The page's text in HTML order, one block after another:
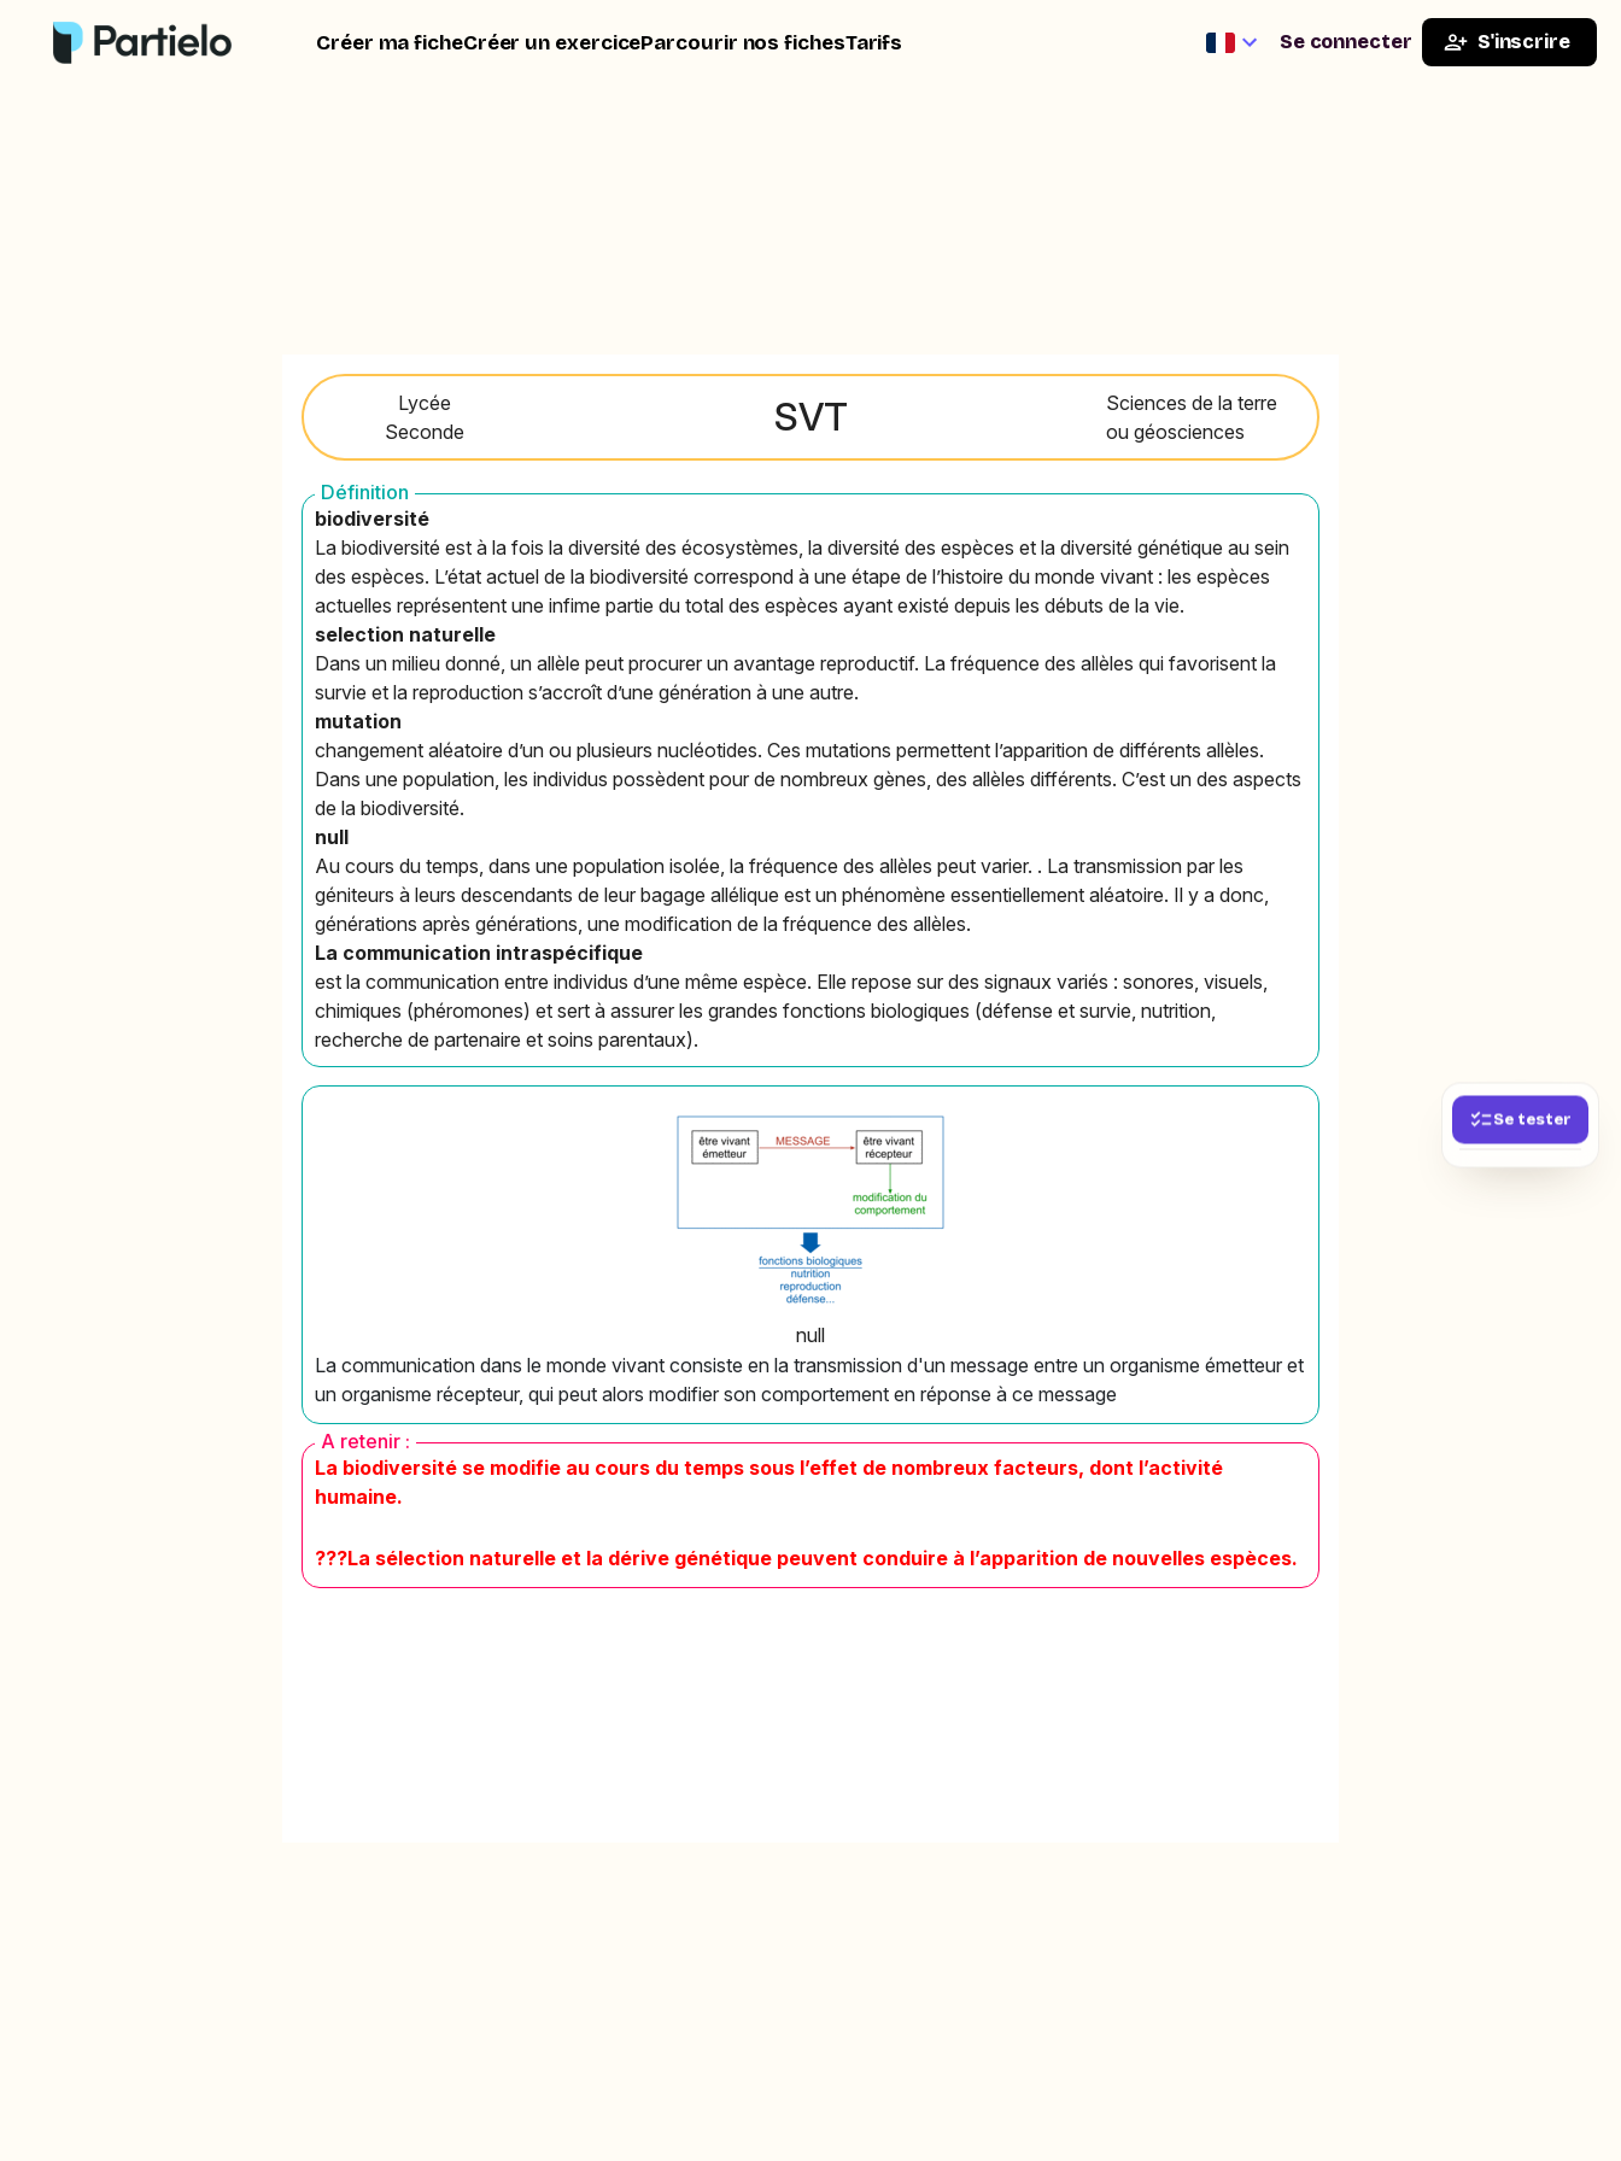
Créer ma ficheCréer un exerciceParcourir nos fichesTarifs Se connecter S'inscrire
Se tester
Lycée
Seconde
SVT
Sciences de la terre
ou géosciences
Définition
biodiversité
La biodiversité est à la fois la diversité des écosystèmes, la diversité des espèces et la diversité génétique au sein
des espèces. L’état actuel de la biodiversité correspond à une étape de l’histoire du monde vivant : les espèces
actuelles représentent une infime partie du total des espèces ayant existé depuis les débuts de la vie.
selection naturelle
Dans un milieu donné, un allèle peut procurer un avantage reproductif. La fréquence des allèles qui favorisent la
survie et la reproduction s’accroît d’une génération à une autre.
mutation
changement aléatoire d’un ou plusieurs nucléotides. Ces mutations permettent l’apparition de différents allèles.
Dans une population, les individus possèdent pour de nombreux gènes, des allèles différents. C’est un des aspects
de la biodiversité.
null
Au cours du temps, dans une population isolée, la fréquence des allèles peut varier. . La transmission par les
géniteurs à leurs descendants de leur bagage allélique est un phénomène essentiellement aléatoire. Il y a donc,
générations après générations, une modification de la fréquence des allèles.
La communication intraspécifique
est la communication entre individus d’une même espèce. Elle repose sur des signaux variés : sonores, visuels,
chimiques (phéromones) et sert à assurer les grandes fonctions biologiques (défense et survie, nutrition,
recherche de partenaire et soins parentaux).
null
La communication dans le monde vivant consiste en la transmission d'un message entre un organisme émetteur et
un organisme récepteur, qui peut alors modifier son comportement en réponse à ce message
A retenir :
La biodiversité se modifie au cours du temps sous l’effet de nombreux facteurs, dont l’activité
humaine.
???La sélection naturelle et la dérive génétique peuvent conduire à l’apparition de nouvelles espèces.